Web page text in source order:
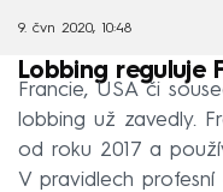
9. čvn 2020, 10:48
Lobbing reguluje
Francie, USA či
lobbing už zavedly.
od roku 2017 a
V pravidlech